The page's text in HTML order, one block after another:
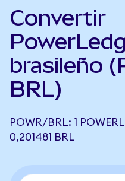
Convertir
brasileño
BRL)
POWR/BRL: 1
0,201481 BRL